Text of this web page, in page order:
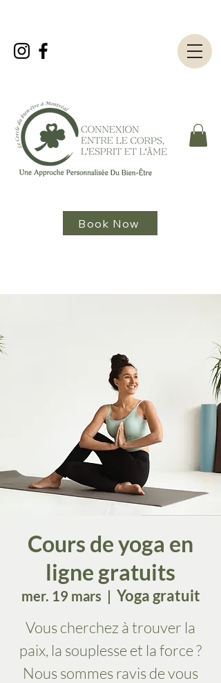
Book Now
Cours de yoga en
ligne gratuits
mer. 19 mars
  |
Yoga gratuit
Vous cherchez à trouver la
paix, la souplesse et la force ?
Nous sommes ravis de vous